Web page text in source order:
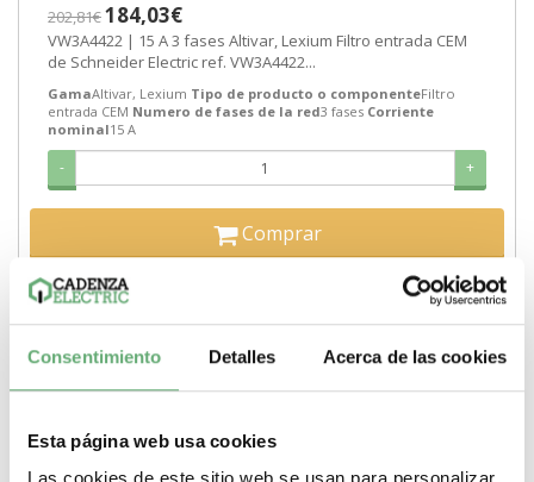
Consentimiento Detalles Acerca de las cookies
Esta página web usa cookies
202,81€184,03€
VW3A4422 | 15 A 3 fases Altivar, Lexium Filtro entrada CEM
de Schneider Electric ref. VW3A4422...
GamaAltivar, Lexium Tipo de producto o componenteFiltro
entrada CEM Numero de fases de la red3 fases Corriente
nominal15 A
- +
Comprar